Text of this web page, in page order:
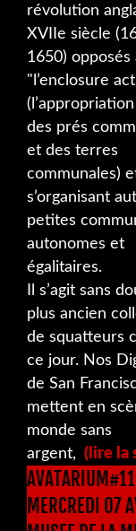
révolution
XVIIe siècle
1650) opposés
"l’enclosure
des prés
et des terres
communales)
s’organisant
petites
autonomes et
égalitaires.
Il s’agit sans
plus ancien
de squatteurs
ce jour. Nos
de San
mettent en
monde sans
argent, (lire la
MERCREDI 07